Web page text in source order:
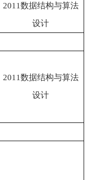
2011数据结构与算法
设计
2011数据结构与算法
设计